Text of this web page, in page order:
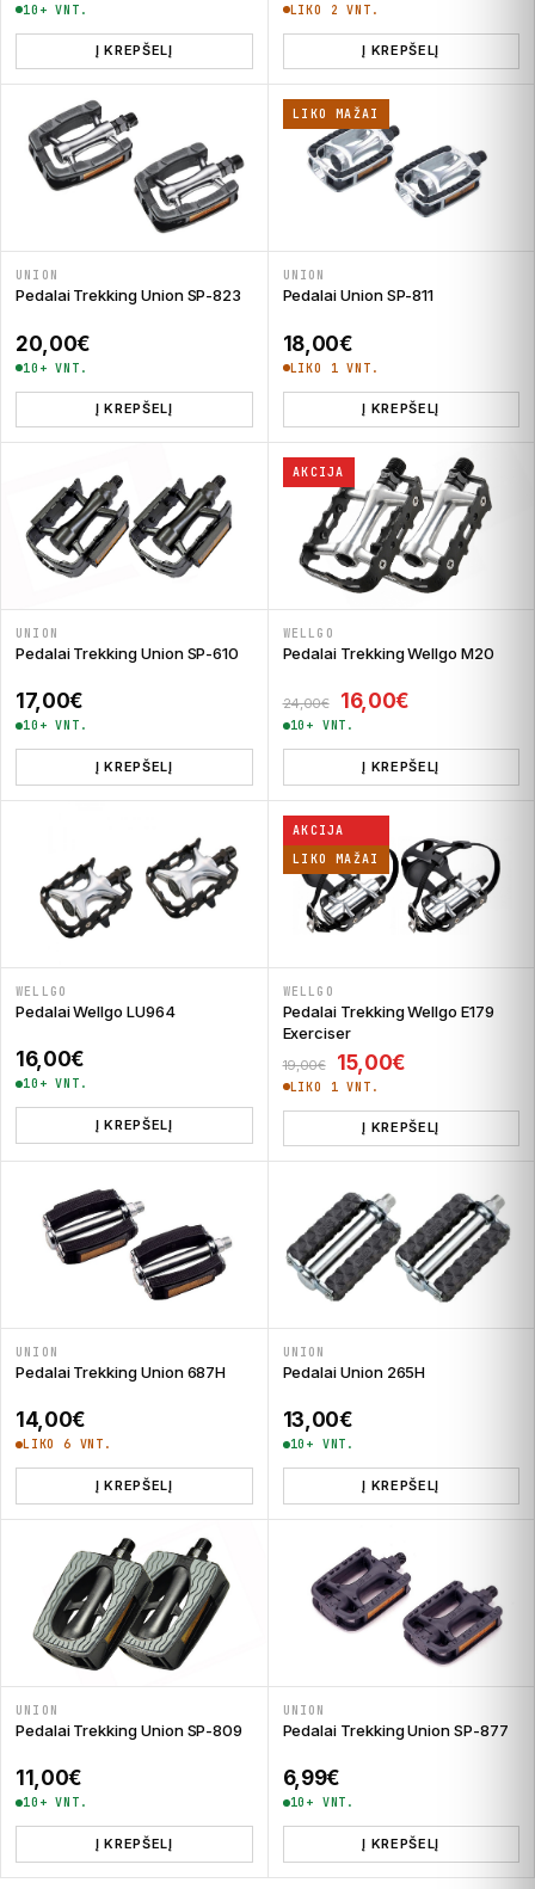
10+ VNT.
Į KREPŠELĮ
LIKO 2 VNT.
Į KREPŠELĮ
UNION
Pedalai Trekking Union SP-823
20,00€
10+ VNT.
Į KREPŠELĮ
LIKO MAŽAI
UNION
Pedalai Union SP-811
18,00€
LIKO 1 VNT.
Į KREPŠELĮ
UNION
Pedalai Trekking Union SP-610
17,00€
10+ VNT.
Į KREPŠELĮ
AKCIJA
WELLGO
Pedalai Trekking Wellgo M20
24,00€ Original price was:
16,00€
10+ VNT.
Į KREPŠELĮ
WELLGO
Pedalai Wellgo LU964
16,00€
10+ VNT.
Į KREPŠELĮ
AKCIJA
LIKO MAŽAI
WELLGO
Pedalai Trekking Wellgo E179
Exerciser
19,00€ Original price was:
15,00€
LIKO 1 VNT.
Į KREPŠELĮ
UNION
Pedalai Trekking Union 687H
14,00€
LIKO 6 VNT.
Į KREPŠELĮ
UNION
Pedalai Union 265H
13,00€
10+ VNT.
Į KREPŠELĮ
UNION
Pedalai Trekking Union SP-809
11,00€
10+ VNT.
Į KREPŠELĮ
UNION
Pedalai Trekking Union SP-877
6,99€
10+ VNT.
Į KREPŠELĮ